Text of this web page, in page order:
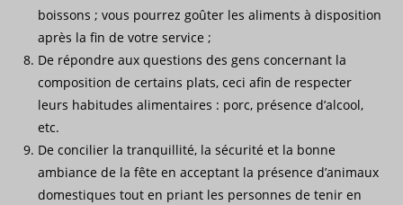
boissons ; vous pourrez goûter les aliments à disposition
après la fin de votre service ;
De répondre aux questions des gens concernant la
composition de certains plats, ceci afin de respecter
leurs habitudes alimentaires : porc, présence d’alcool,
etc.
De concilier la tranquillité, la sécurité et la bonne
ambiance de la fête en acceptant la présence d’animaux
domestiques tout en priant les personnes de tenir en